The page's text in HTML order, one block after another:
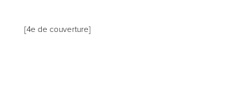
[4e de couverture]